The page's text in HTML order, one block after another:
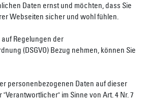
Daten ernst und möchten, dass Sie
Webseiten sicher und wohl fühlen.
Regelungen der
(DSGVO) Bezug nehmen, können Sie
personenbezogenen Daten auf dieser
im Sinne von Art. 4 Nr. 7